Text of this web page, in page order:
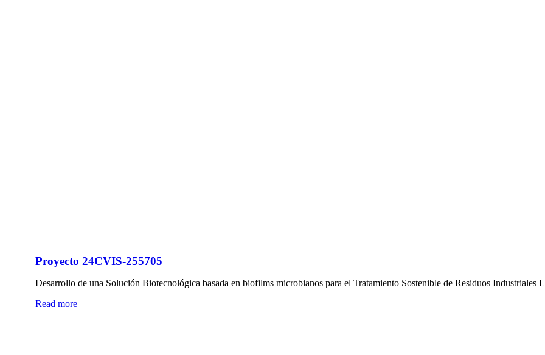
Proyecto 24CVIS-255705
Desarrollo de una Solución Biotecnológica basada en biofilms microbianos para el Tratamiento Sostenible de Residuos Industriales
Read more